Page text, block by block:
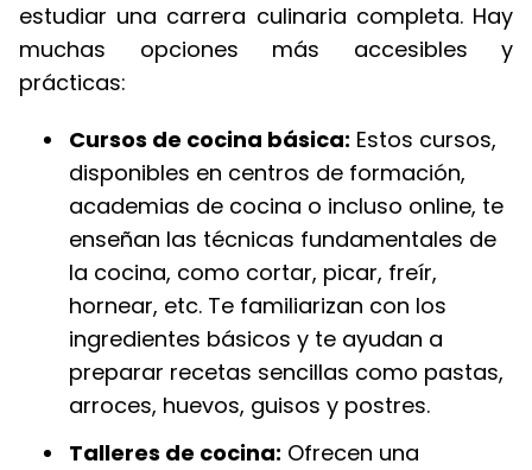
estudiar una carrera culinaria completa. Hay
muchas opciones más accesibles y
prácticas:
Cursos de cocina básica: Estos cursos,
disponibles en centros de formación,
academias de cocina o incluso online, te
enseñan las técnicas fundamentales de
la cocina, como cortar, picar, freír,
hornear, etc. Te familiarizan con los
ingredientes básicos y te ayudan a
preparar recetas sencillas como pastas,
arroces, huevos, guisos y postres.
Talleres de cocina: Ofrecen una